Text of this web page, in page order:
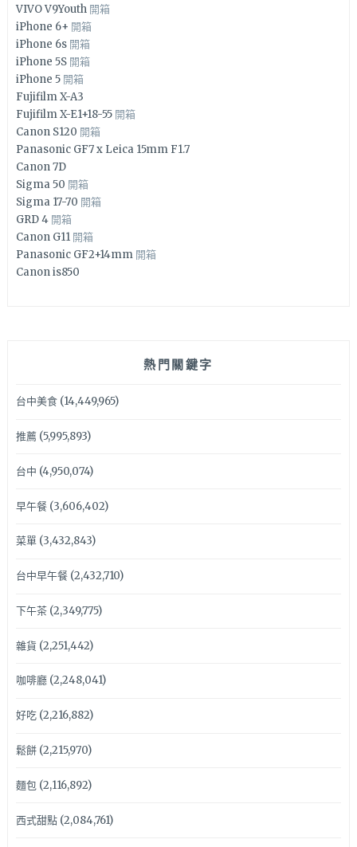
VIVO V9Youth 開箱
iPhone 6+ 開箱
iPhone 6s 開箱
iPhone 5S 開箱
iPhone 5 開箱
Fujifilm X-A3
Fujifilm X-E1+18-55 開箱
Canon S120 開箱
Panasonic GF7 x Leica 15mm F1.7
Canon 7D
Sigma 50 開箱
Sigma 17-70 開箱
GRD 4 開箱
Canon G11 開箱
Panasonic GF2+14mm 開箱
Canon is850
熱門關鍵字
台中美食(14,449,965)
推薦(5,995,893)
台中 (4,950,074)
早午餐(3,606,402)
菜單(3,432,843)
台中早午餐(2,432,710)
下午茶(2,349,775)
雜貨 (2,251,442)
咖啡廳(2,248,041)
好吃(2,216,882)
鬆餅(2,215,970)
麵包(2,116,892)
西式甜點(2,084,761)